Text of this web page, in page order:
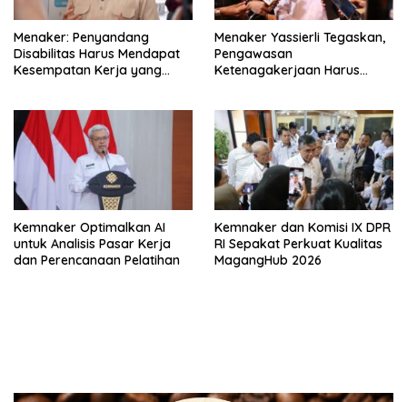
Menaker: Penyandang
Disabilitas Harus Mendapat
Kesempatan Kerja yang
Menaker Yassierli Tegaskan,
Pengawasan
Ketenagakerjaan Harus
Kemnaker Optimalkan AI
untuk Analisis Pasar Kerja
dan Perencanaan Pelatihan
Kemnaker dan Komisi IX DPR
RI Sepakat Perkuat Kualitas
MagangHub 2026